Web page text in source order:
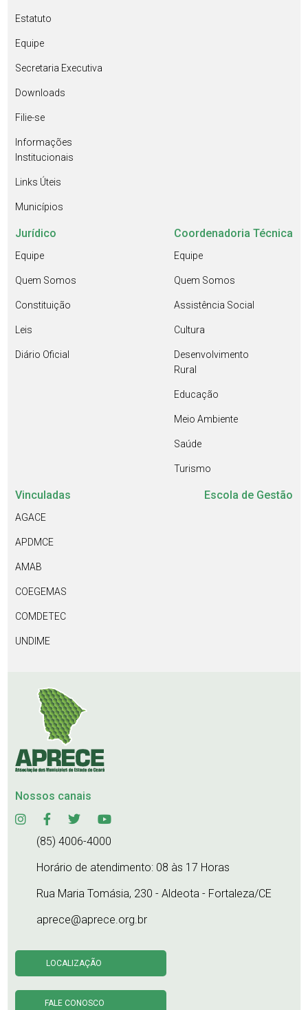
Estatuto
Equipe
Secretaria Executiva
Downloads
Filie-se
Informações
Institucionais
Links Úteis
Municípios
Jurídico
Equipe
Quem Somos
Constituição
Leis
Diário Oficial
Coordenadoria Técnica
Equipe
Quem Somos
Assistência Social
Cultura
Desenvolvimento
Rural
Educação
Meio Ambiente
Saúde
Turismo
Vinculadas
AGACE
APDMCE
AMAB
COEGEMAS
COMDETEC
UNDIME
Escola de Gestão
Nossos canais
(85) 4006-4000
Horário de atendimento: 08 às 17 Horas
Rua Maria Tomásia, 230 - Aldeota - Fortaleza/CE
aprece@aprece.org.br
LOCALIZAÇÃO
FALE CONOSCO